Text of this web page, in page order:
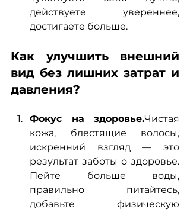
действуете увереннее,
достигаете больше.
Как улучшить внешний
вид без лишних затрат и
давления?
Фокус на здоровье.Чистая
кожа, блестящие волосы,
искренний взгляд — это
результат заботы о здоровье.
Пейте больше воды,
правильно питайтесь,
добавьте физическую